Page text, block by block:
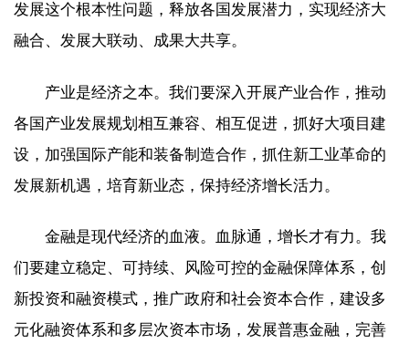
发展这个根本性问题，释放各国发展潜力，实现经济大
融合、发展大联动、成果大共享。
产业是经济之本。我们要深入开展产业合作，推动
各国产业发展规划相互兼容、相互促进，抓好大项目建
设，加强国际产能和装备制造合作，抓住新工业革命的
发展新机遇，培育新业态，保持经济增长活力。
金融是现代经济的血液。血脉通，增长才有力。我
们要建立稳定、可持续、风险可控的金融保障体系，创
新投资和融资模式，推广政府和社会资本合作，建设多
元化融资体系和多层次资本市场，发展普惠金融，完善